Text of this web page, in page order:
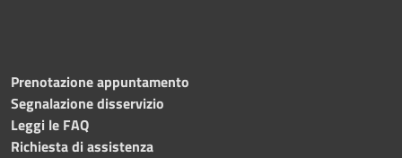
Prenotazione appuntamento
Segnalazione disservizio
Leggi le FAQ
Richiesta di assistenza